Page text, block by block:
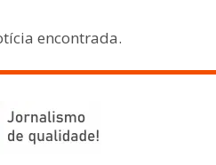
encontrada.